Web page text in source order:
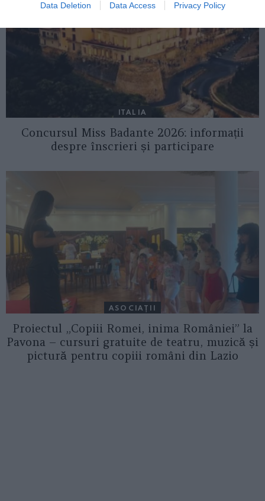
Data Deletion Data Access Privacy Policy
ITALIA
Concursul Miss Badante 2026: informații
despre înscrieri și participare
ASOCIAŢII
Proiectul „Copiii Romei, inima României” la
Pavona – cursuri gratuite de teatru, muzică și
pictură pentru copiii români din Lazio